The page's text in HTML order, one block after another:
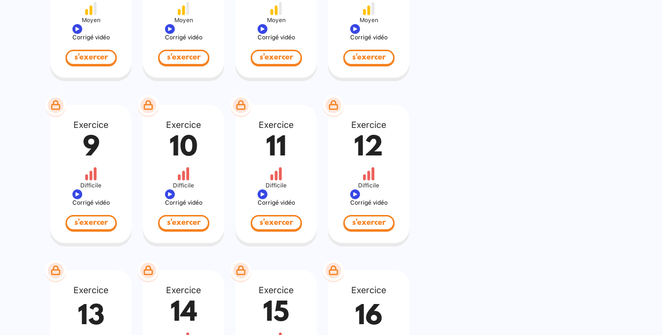
Moyen
Corrigé vidéo
s'exercer
Moyen
Corrigé vidéo
s'exercer
Moyen
Corrigé vidéo
s'exercer
Moyen
Corrigé vidéo
s'exercer
Exercice
9
Difficile
Corrigé vidéo
s'exercer
Exercice
10
Difficile
Corrigé vidéo
s'exercer
Exercice
11
Difficile
Corrigé vidéo
s'exercer
Exercice
12
Difficile
Corrigé vidéo
s'exercer
Exercice
13
Exercice
14
Exercice
15
Exercice
16